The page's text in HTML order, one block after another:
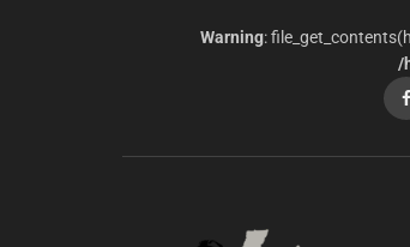
Warning:
/